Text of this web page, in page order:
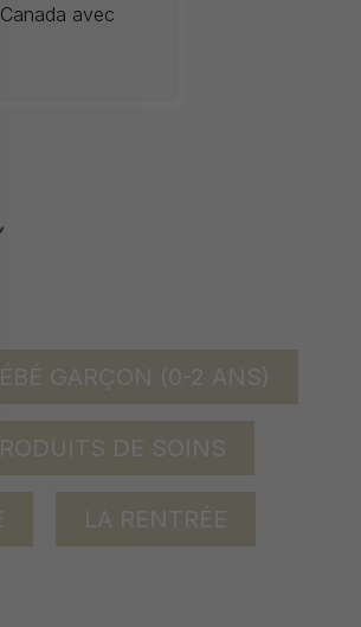
avec
GARÇON (0-2 ANS)
DE SOINS
LA RENTRÉE